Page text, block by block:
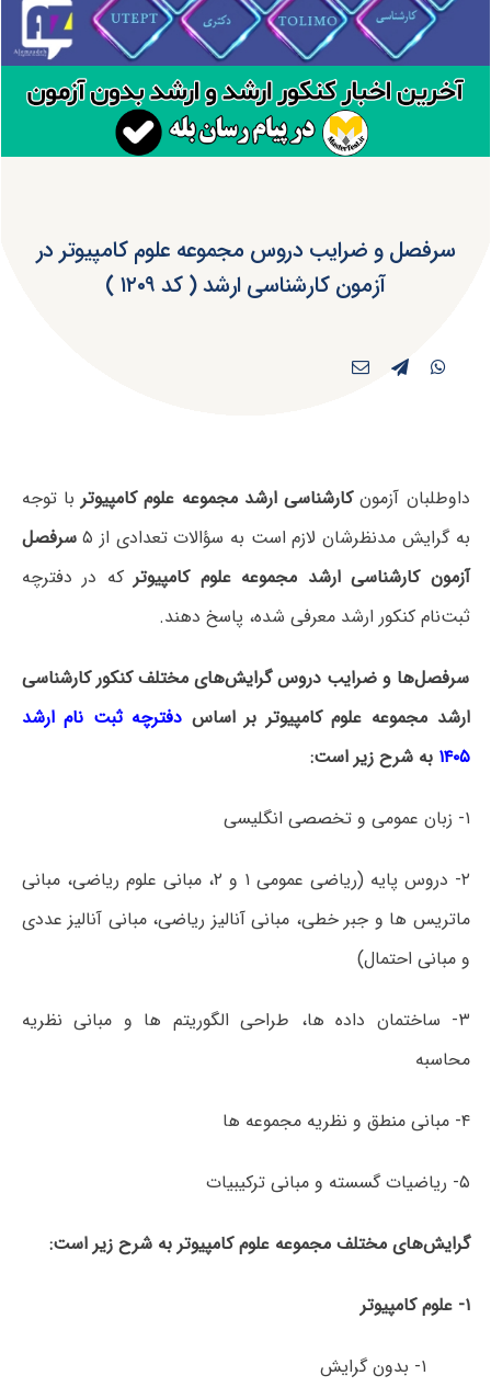
سرفصل و ضرایب دروس مجموعه علوم کامپیوتر در
آزمون کارشناسی ارشد ( کد ۱۲۰۹ )
داوطلبان آزمونکارشناسی ارشد مجموعه علوم کامپیوتر با توجه
به گرایش مدنظرشان لازم است به سؤالات تعدادی از ۵
سرفصل
آزمون کارشناسی ارشد مجموعه علوم کامپیوتر که در دفترچه‌
ثبت‌نام کنکور ارشد معرفی شده، پاسخ دهند.
سرفصل‌ها و ضرایب دروس گرایش‌های مختلف کنکور کارشناسی
ارشد مجموعه علوم کامپیوتر بر اساس دفترچه ثبت نام ارشد
۱۴۰۵ به شرح زیر است:
۱- زبان عمومی و تخصصی انگلیسی
۲- دروس پایه (ریاضی عمومی ۱ و ۲، مبانی علوم ریاضی، مبانی
ماتریس­ ها و جبر خطی، مبانی آنالیز ریاضی، مبانی آنالیز عددی
و مبانی احتمال)
۳- ساختمان داده­ ها، طراحی الگوریتم­ ها و مبانی نظریه
محاسبه
۴- مبانی منطق و نظریه مجموعه­ ها
۵- ریاضیات گسسته و مبانی ترکیبیات
گرایش‌های مختلف مجموعه علوم کامپیوتر به شرح زیر است:
۱- علوم کامپیوتر
۱- بدون گرایش